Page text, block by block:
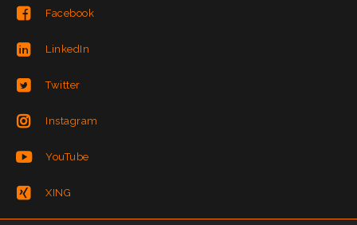
Facebook
LinkedIn
Twitter
Instagram
YouTube
XING